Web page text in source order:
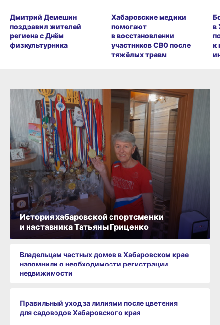
Дмитрий Демешин
поздравил жителей
региона с Днём
физкультурника
Хабаровские медики
помогают
в восстановлении
участников СВО после
тяжёлых травм
в
к
История хабаровской спортсменки
и наставника Татьяны Гриценко
Владельцам частных домов в Хабаровском крае
напомнили о необходимости регистрации
недвижимости
Правильный уход за лилиями после цветения
для садоводов Хабаровского края